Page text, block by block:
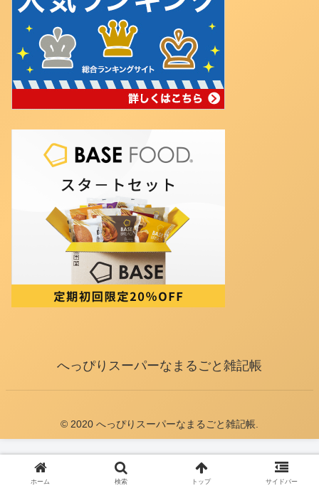
へっぴりスーパーなまるごと雑記帳
© 2020 へっぴりスーパーなまるごと雑記帳.
ホーム 検索 トップ サイドバー